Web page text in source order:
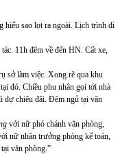
sao lọt ra ngoài. Lịch trình di
11h đêm về đến HN. Cất xe,
sở làm việc. Xong rẽ qua khu
đó. Chiều phu nhân gọi tới nhà
dự chiêu đãi. Đêm ngủ tại văn
với nữ phó chánh văn phòng,
nữ nhân trưởng phòng kế toán,
văn phòng.”